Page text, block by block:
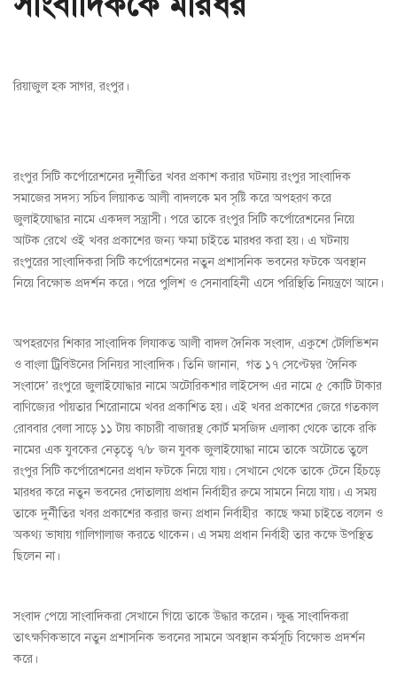
রিয়াজুল হক সাগর, রংপুর।
রংপুর সিটি কর্পোরেশনের দুর্নীতির খবর প্রকাশ করার ঘটনায় রংপুর সাংবাদিক
সমাজের সদস্য সচিব লিয়াকত আলী বাদলকে মব সৃষ্টি করে অপহরণ করে
জুলাইযোদ্ধার নামে একদল সন্ত্রাসী। পরে তাকে রংপুর সিটি কর্পোরেশনের নিয়ে
আটক রেখে ওই খবর প্রকাশের জন্য ক্ষমা চাইতে মারধর করা হয়। এ ঘটনায়
রংপুরের সাংবাদিকরা সিটি কর্পোরেশনের নতুন প্রশাসনিক ভবনের ফটকে অবস্থান
নিয়ে বিক্ষোভ প্রদর্শন করে। পরে পুলিশ ও সেনাবাহিনী এসে পরিস্থিতি নিয়ন্ত্রণে আনে।
অপহরণের শিকার সাংবাদিক লিযাকত আলী বাদল দৈনিক সংবাদ, একুশে টেলিভিশন
ও বাংলা ট্রিবিউনের সিনিয়র সাংবাদিক। তিনি জানান, গত ১৭ সেপ্টেম্বর ‘দৈনিক
সংবাদে’ রংপুরে জুলাইযোদ্ধার নামে অটোরিকশার লাইসেন্স এর নামে ৫ কোটি টাকার
বাণিজ্যের পাঁয়তার শিরোনামে খবর প্রকাশিত হয়। এই খবর প্রকাশের জেরে গতকাল
রোববার বেলা সাড়ে ১১ টায় কাচারী বাজারস্থ কোর্ট মসজিদ এলাকা থেকে তাকে রকি
নামের এক যুবকের নেতৃত্বে ৭/৮ জন যুবক জুলাইযোদ্ধা নামে তাকে অটোতে তুলে
রংপুর সিটি কর্পোরেশনের প্রধান ফটকে নিয়ে যায়। সেখানে থেকে তাকে টেনে হিঁচড়ে
মারধর করে নতুন ভবনের দোতালায় প্রধান নির্বাহীর রুমে সামনে নিয়ে যায়। এ সময়
তাকে দুর্নীতির খবর প্রকাশের করার জন্য প্রধান নির্বাহীর কাছে ক্ষমা চাইতে বলেন ও
অকথ্য ভাষায় গালিগালাজ করতে থাকেন। এ সময় প্রধান নির্বাহী তার কক্ষে উপস্থিত
ছিলেন না।
সংবাদ পেয়ে সাংবাদিকরা সেখানে গিয়ে তাকে উদ্ধার করেন। ক্ষুব্ধ সাংবাদিকরা
তাৎক্ষণিকভাবে নতুন প্রশাসনিক ভবনের সামনে অবস্থান কর্মসূচি বিক্ষোভ প্রদর্শন
করে।